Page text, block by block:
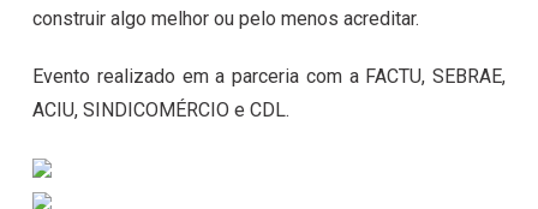
construir algo melhor ou pelo menos acreditar.
Evento realizado em a parceria com a FACTU, SEBRAE,
ACIU, SINDICOMÉRCIO e CDL.